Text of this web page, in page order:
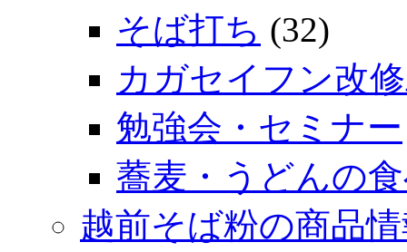
そば打ち (32)
カガセイフン改
勉強会・セミナー
蕎麦・うどんの
越前そば粉の商品